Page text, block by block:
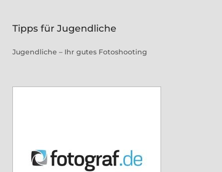
Tipps für Jugendliche
Jugendliche – Ihr gutes Fotoshooting